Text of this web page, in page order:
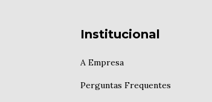
Institucional
A Empresa
Perguntas Frequentes